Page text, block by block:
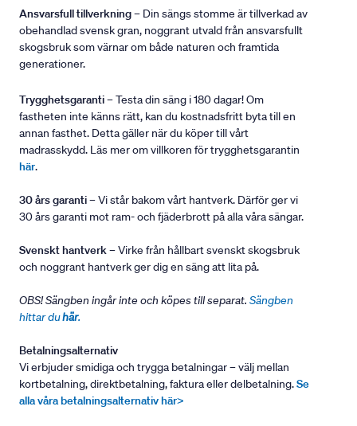
Ansvarsfull tillverkning– Din sängs stomme är tillverkad av
obehandlad svensk gran, noggrant utvald från ansvarsfullt
skogsbruk som värnar om både naturen och framtida
generationer.
Trygghetsgaranti– Testa din säng i 180 dagar! Om
fastheten inte känns rätt, kan du kostnadsfritt byta till en
annan fasthet. Detta gäller när du köper till vårt
madrasskydd. Läs mer om villkoren för trygghetsgarantin
här.
30 års garanti– Vi står bakom vårt hantverk. Därför ger vi
30 års garanti mot ram- och fjäderbrott på alla våra sängar.
Svenskt hantverk– Virke från hållbart svenskt skogsbruk
och noggrant hantverk ger dig en säng att lita på.
OBS! Sängben ingår inte och köpes till separat. Sängben
hittar duhär.
Betalningsalternativ
Vi erbjuder smidiga och trygga betalningar – välj mellan
kortbetalning, direktbetalning, faktura eller delbetalning.Se
alla våra betalningsalternativ här>